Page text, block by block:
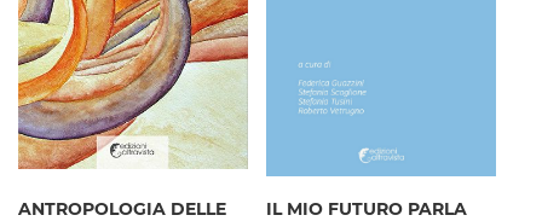
ANTROPOLOGIA DELLE
IL MIO FUTURO PARLA